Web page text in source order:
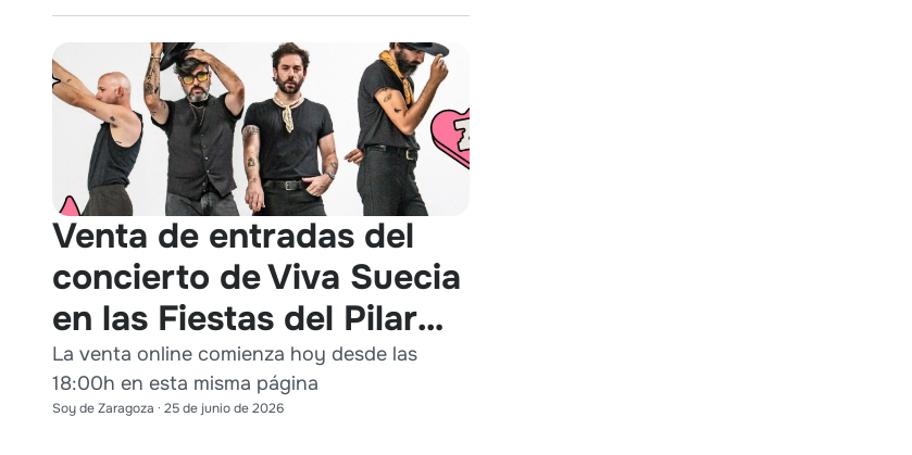
Venta de entradas del
concierto de Viva Suecia
en las Fiestas del Pilar
2026
La venta online comienza hoy desde las
18:00h en esta misma página
Soy de Zaragoza · 25 de junio de 2026